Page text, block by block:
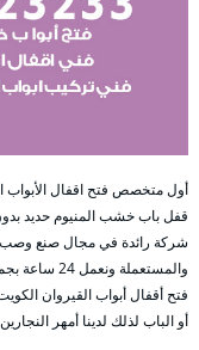
أول متخصص فتح اقفال الأبواب
قفل باب خشب المنيوم حديد
شركة رائدة في مجال صنع وصب
فتح أقفال أبواب القيروان
أو الباب لذلك لدينا أمهر